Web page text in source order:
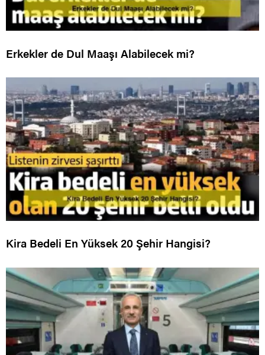
Erkekler de Dul Maaşı Alabilecek mi?
Kira Bedeli En Yüksek 20 Şehir Hangisi?